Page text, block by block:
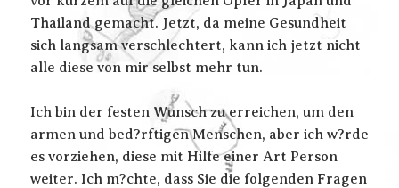
Thailand gemacht. Jetzt, da meine Gesundheit
sich langsam verschlechtert, kann ich jetzt nicht
alle diese von mir selbst mehr tun.
Ich bin der festen Wunsch zu erreichen, um den
armen und bed?rftigen Menschen, aber ich w?rde
es vorziehen, diese mit Hilfe einer Art Person
weiter. Ich m?chte, dass Sie die folgenden Fragen